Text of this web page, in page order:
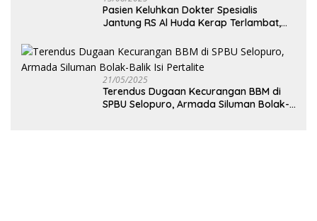
Pasien Keluhkan Dokter Spesialis
Jantung RS Al Huda Kerap Terlambat,
21/05/2025
Terendus Dugaan Kecurangan BBM di
SPBU Selopuro, Armada Siluman Bolak-